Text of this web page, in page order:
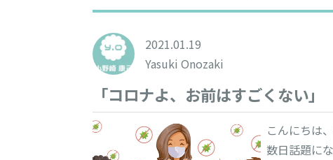
2021.01.19
Yasuki Onozaki
「コロナよ、お前はすごくない」
こんにちは
数日話題に